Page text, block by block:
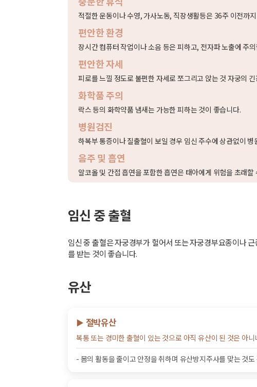
적절한 운동이나 수영, 가사노동, 직장생활등은 36주 이전까
편안한 환경
장시간 컴퓨터 작업이나 소음 등은 피하고, 전자파 노출에 주
편안한 자세
피로를 느낄 정도로 불편한 자세로 쪼그리고 앉는 것 자궁의
화학품 주의
락스 등의 화학약품 냄새는 가능한 피하는 것이 좋습니다.
병원검진
하복부 통증이나 질출혈이 보일 경우 임신 주수에 상관없이
음주 및 흡연
알코올 및 간접 흡연을 포함한 흡연은 태아에게 위험을 초래할
임신 중 출혈
임신 중 출혈은 자궁경부가 헐어서 또는 자궁경부요종이나
를 받는 것이 좋습니다.
유산
▶ 절박유산
복통 또는 경미한 출혈이 있는 것으로 아직 유산이 된 것은 아
- 몸의 활동을 줄이고 안정을 취하며 유산방지주사를 맞는 것